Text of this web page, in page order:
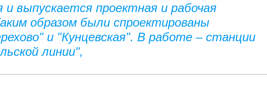
выпускается проектная и рабочая
образом были спроектированы
и "Кунцевская". В работе – станции
линии",